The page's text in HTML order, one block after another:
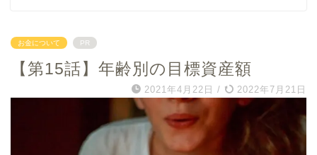
お金について PR
【第15話】年齢別の目標資産額
2021年4月22日 / 2022年7月21日